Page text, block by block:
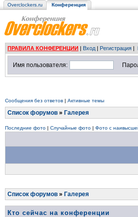
Overclockers.ru Конференция
ПРАВИЛА КОНФЕРЕНЦИИ | Вход | Регистрация |
Имя пользователя:
Сообщения без ответов | Активные темы
Список форумов » Галерея
Последние фото | Случайные фото | Фото с
Список форумов » Галерея
Кто сейчас на конференции